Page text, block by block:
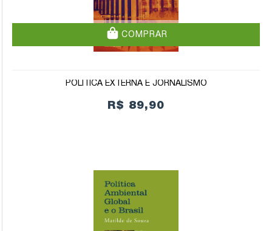
COMPRAR
POLÍTICA EXTERNA E JORNALISMO
R$ 89,90